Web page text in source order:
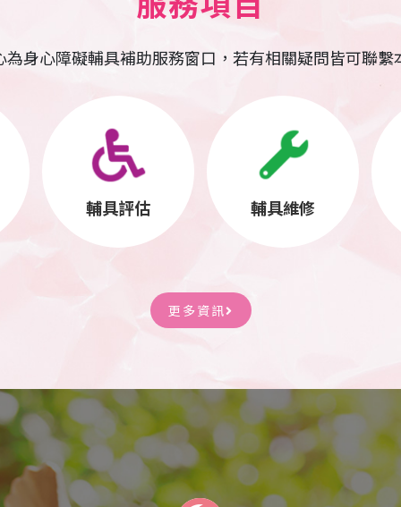
為身心障礙輔具補助服務窗口，若有相關疑問皆可聯繫
輔具評估 輔具維修
更多資訊